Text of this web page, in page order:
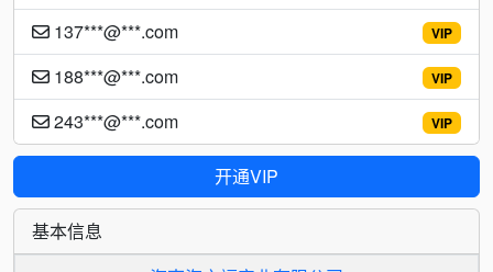
VIP
137***@***.com
VIP
188***@***.com
VIP
243***@***.com
开通VIP
基本信息